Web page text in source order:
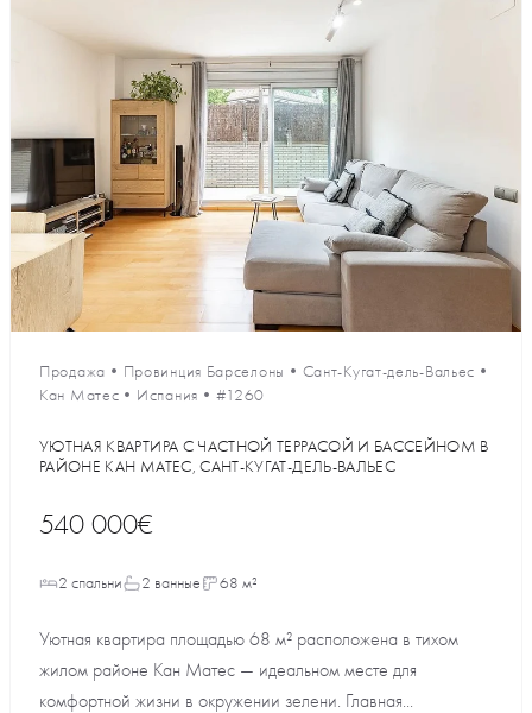
Продажа • Провинция Барселоны • Сант-Кугат-дель-Вальес •
Кан Матес • Испания • #1260
УЮТНАЯ КВАРТИРА С ЧАСТНОЙ ТЕРРАСОЙ И БАССЕЙНОМ В
РАЙОНЕ КАН МАТЕС, САНТ-КУГАТ-ДЕЛЬ-ВАЛЬЕС
540 000€
2 спальни 2 ванные 68 м²
Уютная квартира площадью 68 м² расположена в тихом
жилом районе Кан Матес — идеальном месте для
комфортной жизни в окружении зелени. Главная...